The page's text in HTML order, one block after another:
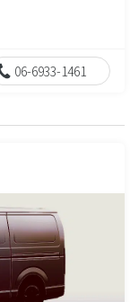
06-6933-1461